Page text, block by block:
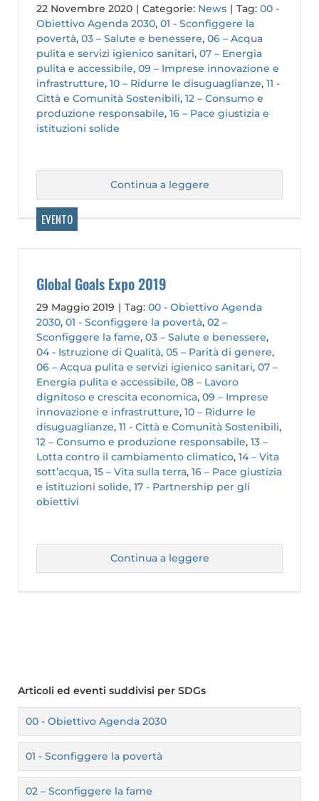
22 Novembre 2020 | Categorie: News | Tag: 00 -
Obiettivo Agenda 2030, 01 - Sconfiggere la
povertà, 03 – Salute e benessere, 06 – Acqua
pulita e servizi igienico sanitari, 07 – Energia
pulita e accessibile, 09 – Imprese innovazione e
infrastrutture, 10 – Ridurre le disuguaglianze, 11 -
Città e Comunità Sostenibili, 12 – Consumo e
produzione responsabile, 16 – Pace giustizia e
istituzioni solide
Continua a leggere
Global Goals Expo 2019
29 Maggio 2019 | Tag: 00 - Obiettivo Agenda
2030, 01 - Sconfiggere la povertà, 02 –
Sconfiggere la fame, 03 – Salute e benessere,
04 - Istruzione di Qualità, 05 – Parità di genere,
06 – Acqua pulita e servizi igienico sanitari, 07 –
Energia pulita e accessibile, 08 – Lavoro
dignitoso e crescita economica, 09 – Imprese
innovazione e infrastrutture, 10 – Ridurre le
disuguaglianze, 11 - Città e Comunità Sostenibili,
12 – Consumo e produzione responsabile, 13 –
Lotta contro il cambiamento climatico, 14 – Vita
sott’acqua, 15 – Vita sulla terra, 16 – Pace giustizia
e istituzioni solide, 17 - Partnership per gli
obiettivi
Continua a leggere
Articoli ed eventi suddivisi per SDGs
00 - Obiettivo Agenda 2030
01 - Sconfiggere la povertà
02 – Sconfiggere la fame